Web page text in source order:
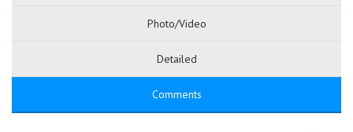
Photo/Video
Detailed
Comments